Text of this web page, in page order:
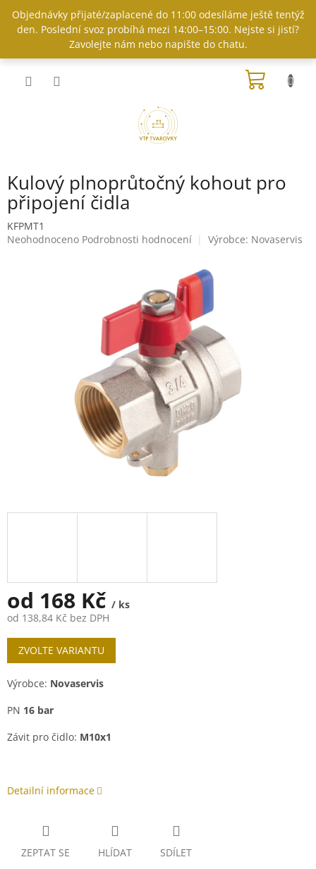
obsah
Objednávky přijaté/zaplacené do 11:00 odesíláme ještě tentýž
den. Poslední svoz probíhá mezi 14:00–15:00. Nejste si jistí?
Zavolejte nám nebo napište do chatu.
Kulový plnoprůtočný kohout pro
připojení čidla
KFPMT1
Průměrné
Neohodnoceno Podrobnosti hodnocení Výrobce: Novaservis
od 168 Kč / ks
od 138,84 Kč bez DPH
Měrná
cena:
ZVOLTE VARIANTU
Výrobce: Novaservis
PN 16 bar
Závit pro čidlo: M10x1
Detailní informace
ZEPTAT SE HLÍDAT SDÍLET